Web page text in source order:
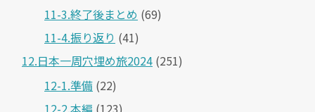
11-3.終了後まとめ (69)
11-4.振り返り (41)
12.日本一周穴埋め旅2024 (251)
12-1.準備 (22)
12-2.本編 (123)